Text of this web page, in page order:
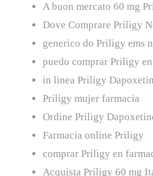
A buon mercato 60 mg
Dove Comprare Priligy
generico do Priligy ems
puedo comprar Priligy
in linea Priligy
Priligy mujer farmacia
Ordine Priligy
Farmacia online Priligy
comprar Priligy en
Acquista Priligy 60 mg